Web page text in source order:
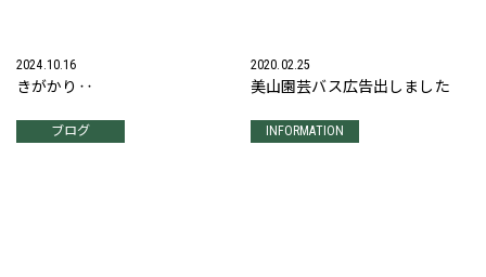
2024.10.16
きがかり‥
2020.02.25
美山園芸バス広告出しました
ブログ INFORMATION